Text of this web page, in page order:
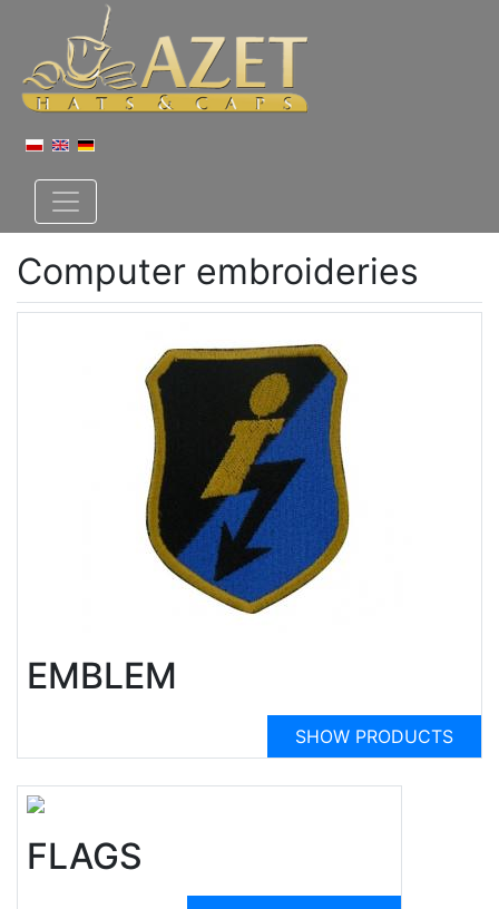
Computer embroideries
EMBLEM
SHOW PRODUCTS
FLAGS